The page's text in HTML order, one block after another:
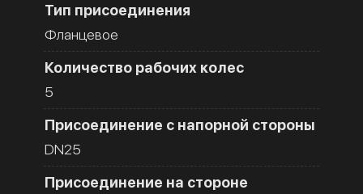
Тип присоединения
Фланцевое
Количество рабочих колес
5
Присоединение с напорной стороны
DN25
Присоединение на стороне